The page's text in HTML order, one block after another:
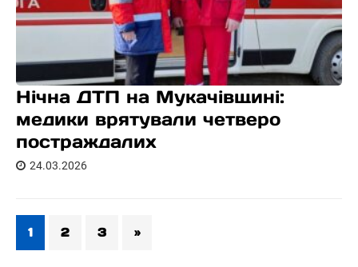
Нічна ДТП на Мукачівщині:
медики врятували четверо
постраждалих
24.03.2026
1 2 3 »